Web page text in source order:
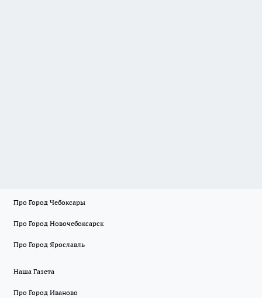
Про Город Чебоксары
Про Город Новочебоксарск
Про Город Ярославль
Наша Газета
Про Город Иваново